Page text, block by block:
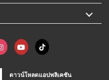
ดาวน์โหลดแอปพลิเคชัน